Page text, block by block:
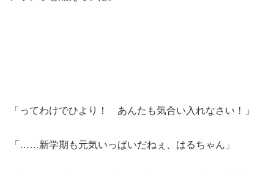
「ってわけでひより！ あんたも気合い入れなさい！」
「……新学期も元気いっぱいだねぇ、はるちゃん」